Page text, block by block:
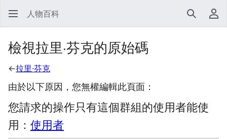
人物百科 搜尋 使
檢視拉里·芬克的原始碼
←拉里·芬克
由於以下原因，您無權編輯此頁面：
您請求的操作只有這個群組的使用者能使
用： 使用者